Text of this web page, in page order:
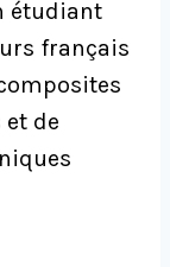
étudiant
français
et de